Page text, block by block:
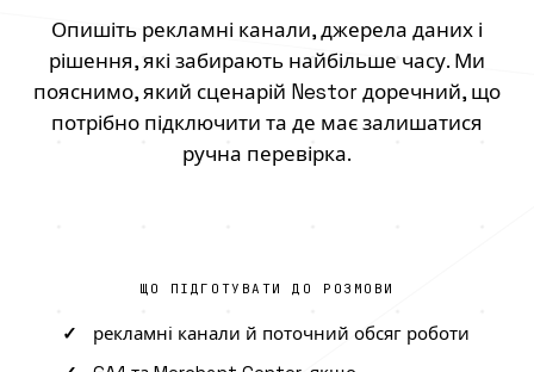
Опишіть рекламні канали, джерела даних і
рішення, які забирають найбільше часу. Ми
пояснимо, який сценарій Nestor доречний, що
потрібно підключити та де має залишатися
ручна перевірка.
ЩО ПІДГОТУВАТИ ДО РОЗМОВИ
рекламні канали й поточний обсяг роботи